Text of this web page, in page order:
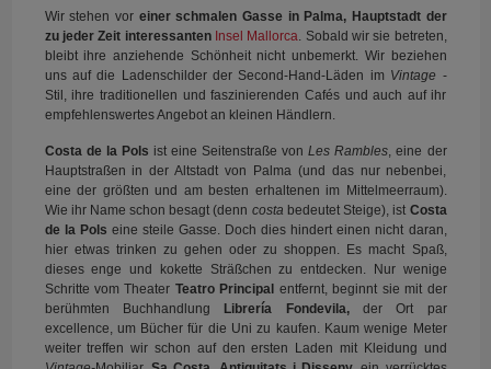
Wir stehen vor einer schmalen Gasse in Palma, Hauptstadt der
zu jeder Zeit interessanten Insel Mallorca. Sobald wir sie betreten,
bleibt ihre anziehende Schönheit nicht unbemerkt. Wir beziehen
uns auf die Ladenschilder der Second-Hand-Läden im Vintage -
Stil, ihre traditionellen und faszinierenden Cafés und auch auf ihr
empfehlenswertes Angebot an kleinen Händlern.
Costa de la Pols ist eine Seitenstraße vonLes Rambles, eine der
Hauptstraßen in der Altstadt von Palma (und das nur nebenbei,
eine der größten und am besten erhaltenen im Mittelmeerraum).
Wie ihr Name schon besagt (denn costa bedeutet Steige), ist Costa
de la Pols eine steile Gasse. Doch dies hindert einen nicht daran,
hier etwas trinken zu gehen oder zu shoppen. Es macht Spaß,
dieses enge und kokette Sträßchen zu entdecken. Nur wenige
Schritte vom Theater Teatro Principal entfernt, beginnt sie mit der
berühmten Buchhandlung
Librería Fondevila,
der Ort par
excellence, um Bücher für die Uni zu kaufen. Kaum wenige Meter
weiter treffen wir schon auf den ersten Laden mit Kleidung und